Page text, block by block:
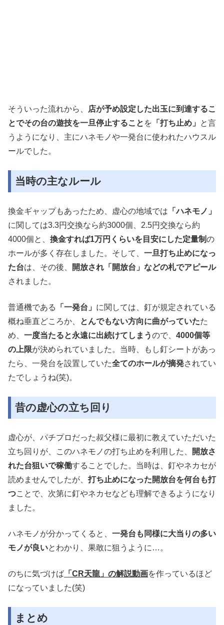
そういった流れから、
店が予め設定した出玉に到達するこ
とでその台の遊技を一旦停止すること を 「打ち止め」
と言
うようになり、主にハネモノや一発台に使われたハウスル
ールでした。
当時の主なルール
換金ギャップもあったため、虚心の地域では 「ハネモノ」
に関しては3.3円交換なら約3000個、2.5円交換なら約
4000個と、 換金すれば1万円くらいを目安にした定量制の
ホールが多く存在しました。そして、 一旦打ち止めになっ
た台は、その後、
開放され「開放台」などの札でアピール
されました。
普通機である 「一発台」 に関しては、釘が規定されている
概ね垂直どころか、
とんでもない方向に曲がっていたた
め、 一度当たると永遠に出続けてしまうので、 4000個等
の上限が決められていました。当時、もし釘シートがあっ
たら、一発台を設置していた全てのホールが摘発されてい
たでしょうね(笑)。
昔の虚心の立ち回り
虚心が、パチプロだった叔父様に最初に教えていただいた
立ち回りが、このハネモノの打ち止めを利用した、
開放さ
れた台狙いで稼働することでした。当時は、釘やネカセが
読めませんでしたが、 打ち止めになった開放台を何台も打
つことで、次第に釘やネカセなども理解できるようになり
ました。
ハネモノが分かってくると、 一発台も同様に大当りの多い
モノが良いとわかり、果敢に狙うように…。
のちに気づけば 「CR天龍」の解説動画を作っているほど
になっていました(笑)
まとめ